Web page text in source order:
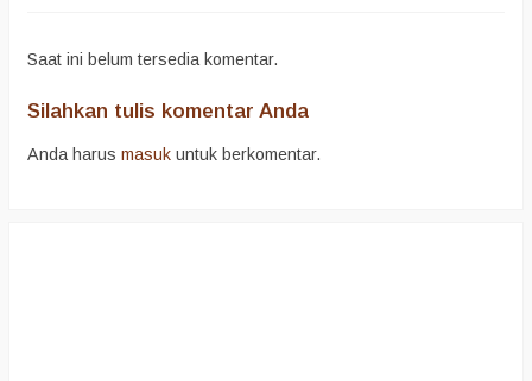
Saat ini belum tersedia komentar.
Silahkan tulis komentar Anda
Anda harus masuk untuk berkomentar.